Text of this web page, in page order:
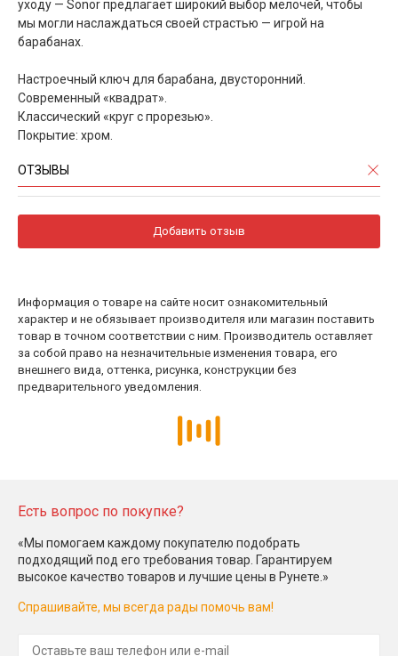
уходу — Sonor предлагает широкий выбор мелочей, чтобы
мы могли наслаждаться своей страстью — игрой на
барабанах.
Настроечный ключ для барабана, двусторонний.
Современный «квадрат».
Классический «круг с прорезью».
Покрытие: хром.
ОТЗЫВЫ
Добавить отзыв
Информация о товаре на сайте носит ознакомительный
характер и не обязывает производителя или магазин поставить
товар в точном соответствии с ним. Производитель оставляет
за собой право на незначительные изменения товара, его
внешнего вида, оттенка, рисунка, конструкции без
предварительного уведомления.
Есть вопрос по покупке?
«Мы помогаем каждому покупателю подобрать
подходящий под его требования товар. Гарантируем
высокое качество товаров и лучшие цены в Рунете.»
Спрашивайте, мы всегда рады помочь вам!